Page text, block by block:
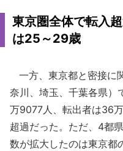
東京圏全体で転入
は25～29歳
一方、東京都と密接に
奈川、埼玉、千葉各県
万9077人、転出者は36
超過だった。ただ、4都
数が拡大したのは東京都